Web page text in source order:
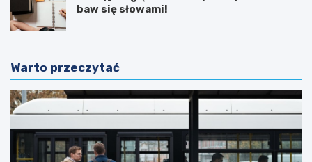
baw się słowami!
Warto przeczytać